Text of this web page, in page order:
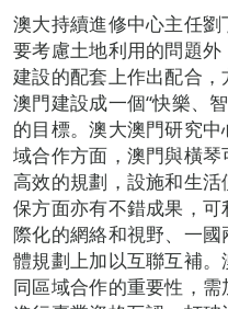
澳大持續進修中心主任
要考慮土地利用的問題
建設的配套上作出配合
澳門建設成一個“快樂、
的目標。澳大澳門研究
域合作方面，澳門與橫
高效的規劃，設施和生
保方面亦有不錯成果，
際化的網絡和視野、一
體規劃上加以互聯互補
同區域合作的重要性，需